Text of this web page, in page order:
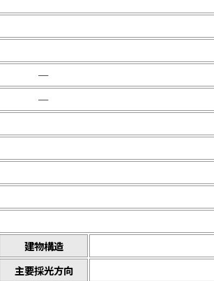
─
─
建物構造
主要採光方向